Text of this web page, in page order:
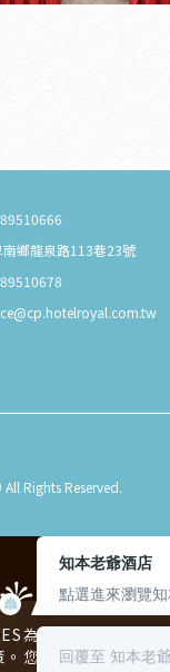
為您提供更好的用
您可以同意或拒絕
南鄉龍泉路113巷23號
Rights Reserved.
知本老爺酒店
點選進來瀏覽
回覆至 知本老